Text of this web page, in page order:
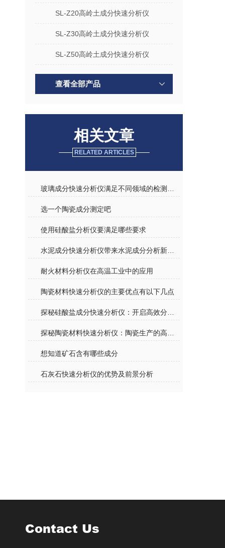
SL-Z20高岭土成分快速分析仪
SL-Z30高岭土成分快速分析仪
SL-Z50高岭土成分快速分析仪
查看全部产品
相关文章
RELATED ARTICLES
选一个陶瓷成分测定吧
使用硅酸盐分析仪要满足哪些要求
耐火材料分析仪在高温工业中的应用
陶瓷材料快速分析仪的主要优点有以下几点
想知道矿石含有哪些成分
石灰石快速分析仪的优势及前景分析
Contact Us